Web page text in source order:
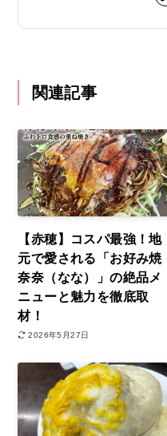
関連記事
【赤穂】コスパ最強！地
元で愛される「お好み焼
奈奈（なな）」の絶品メ
ニューと魅力を徹底取
材！
2026年5月27日